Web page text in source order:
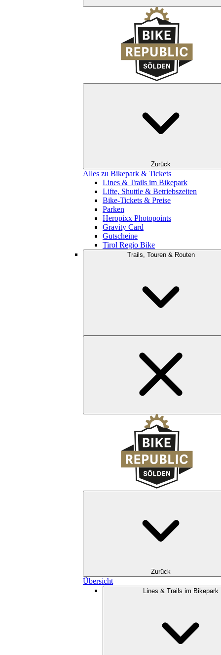
Zurück
Alles zu Bikepark & Tickets
Lines & Trails im Bikepark
Lifte, Shuttle & Betriebszeiten
Bike-Tickets & Preise
Parken
Heropixx Photopoints
Gravity Card
Gutscheine
Tirol Regio Bike
Trails, Touren & Routen
Zurück
Übersicht
Lines & Trails im Bikepark